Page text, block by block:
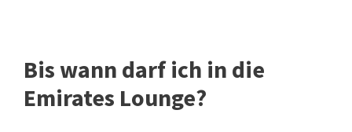
Bis wann darf ich in die
Emirates Lounge?